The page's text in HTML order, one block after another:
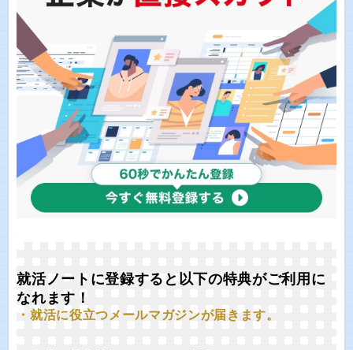
就活ノートに登録すると以下の特典がご利用に
なれます！
・就活に役立つメールマガジンが届きます。